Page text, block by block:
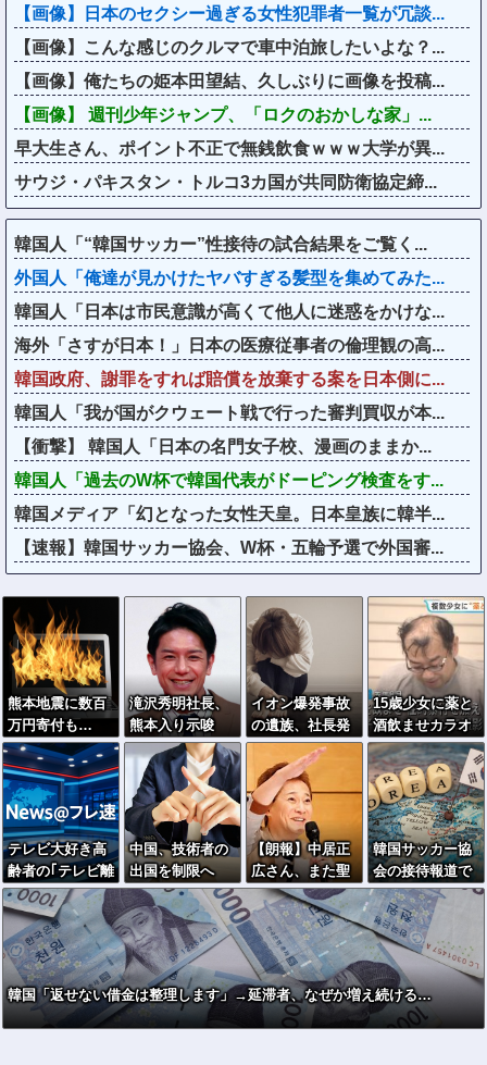
【画像】日本のセクシー過ぎる女性犯罪者一覧が冗談...
【画像】こんな感じのクルマで車中泊旅したいよな？...
【画像】俺たちの姫本田望結、久しぶりに画像を投稿...
【画像】 週刊少年ジャンプ、「ロクのおかしな家」...
早大生さん、ポイント不正で無銭飲食ｗｗｗ大学が異...
サウジ・パキスタン・トルコ3カ国が共同防衛協定締...
韓国人「“韓国サッカー”性接待の試合結果をご覧く...
外国人「俺達が見かけたヤバすぎる髪型を集めてみた...
韓国人「日本は市民意識が高くて他人に迷惑をかけな...
海外「さすが日本！」日本の医療従事者の倫理観の高...
韓国政府、謝罪をすれば賠償を放棄する案を日本側に...
韓国人「我が国がクウェート戦で行った審判買収が本...
【衝撃】 韓国人「日本の名門女子校、漫画のままか...
韓国人「過去のW杯で韓国代表がドーピング検査をす...
韓国メディア「幻となった女性天皇。日本皇族に韓半...
【速報】韓国サッカー協会、W杯・五輪予選で外国審...
熊本地震に数百
万円寄付も…
「体を売って稼
いだ金」と批判
を受けた女優
滝沢秀明社長、
熊本入り示唆
「男手が必要。
時間を見つけて
行きたい」
イオン爆発事故
の遺族、社長発
言にブチギレ
「本当のことを
話して」
15歳少女に薬と
酒飲ませカラオ
ケ店で性的暴
行、動画撮影 5
4歳無職を再逮
捕 動画770本
も見つかる
テレビ大好き高
齢者の｢テレビ離
れ｣が始まった…
中国、技術者の
出国を制限へ
「国が危険と判
断したら出国禁
止」
【朗報】中居正
広さん、また聖
人エピソードが
追加されるｗｗ
ｗｗｗ
韓国サッカー協
会の接待報道で
「2002年も調べ
ろ」の声続出ｗ
ｗｗ
韓国「返せない借金は整理します」→延滞者、なぜか増え続ける…